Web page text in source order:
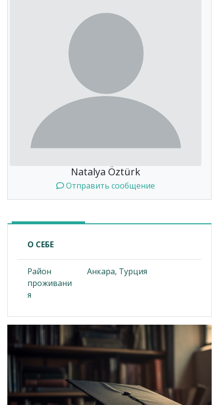
Natalya Öztürk
Отправить сообщение
О СЕБЕ
Район
проживани
я
Анкара, Турция